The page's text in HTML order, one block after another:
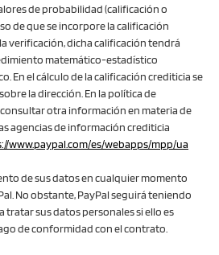
de probabilidad (calificación o
de que se incorpore la calificación
verificación, dicha calificación tendrá
matemático-estadístico
En el cálculo de la calificación crediticia se
la dirección. En la política de
otra información en materia de
agencias de información crediticia
www.paypal.com/es/webapps/mpp/ua
de sus datos en cualquier momento
No obstante, PayPal seguirá teniendo
tratar sus datos personales si ello es
de conformidad con el contrato.